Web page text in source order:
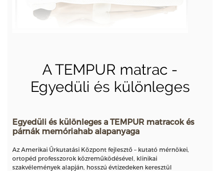
A TEMPUR matrac -
Egyedüli és különleges
Egyedüli és különleges a TEMPUR matracok és
párnák memóriahab alapanyaga
Az Amerikai Űrkutatási Központ fejlesztő – kutató mérnökei,
ortopéd professzorok közreműködésével, klinikai
szakvélemények alapján, hosszú évtizedeken keresztül